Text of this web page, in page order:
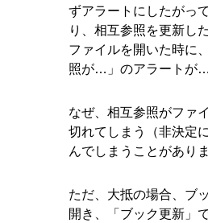
ずアラートにしたがっ
り、相互参照を更新し
ファイルを開いた時に
照が…」のアラートが…
なぜ、相互参照がファ
切れてしまう（非決定
んでしまうことがありま
ただ、大抵の場合、ブ
開き、「ブック更新」